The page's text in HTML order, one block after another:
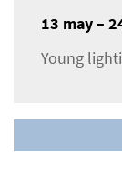
13 may –
Young